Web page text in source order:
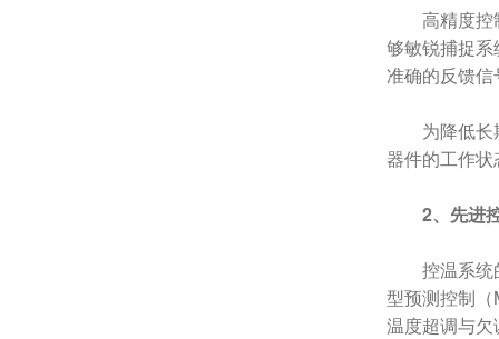
高精度
够敏锐捕捉
准确的反馈信
为降低
器件的工作
2、先进
控温系
型预测控制
温度超调与